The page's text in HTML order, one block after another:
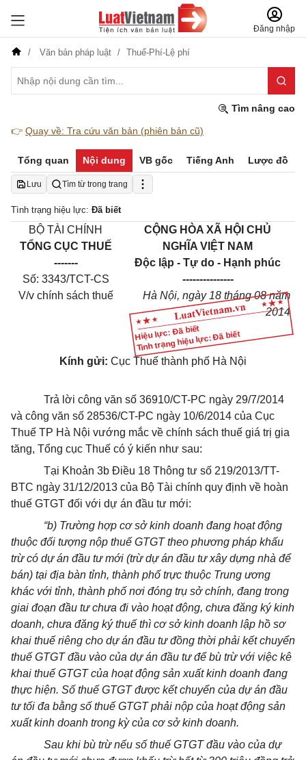
Đăng nhập
Văn bản pháp luật Thuế-Phí-Lệ phí
Tìm nâng cao
👉 Quay về: Tra cứu văn bản (phiên bản cũ)
Tổng quan Nội dung VB gốc Tiếng Anh Lược đồ
Lưu Tìm từ trong trang
Tình trạng hiệu lực: Đã biết
Hiệu lực: Đã biết
Tình trạng hiệu lực: Đã biết
BỘ TÀI CHÍNH
TỔNG CỤC THUẾ
-------
Số: 3343/TCT-CS
V/v chính sách thuế
CỘNG HÒA XÃ HỘI CHỦ
NGHĨA VIỆT NAM
Độc lập - Tự do - Hạnh phúc
---------------
Hà Nội, ngày 18 tháng 08 năm
2014
Kính gửi: Cục Thuế thành phố Hà Nội
Trả lời công văn số 36910/CT-PC ngày 29/7/2014
và công văn số 28536/CT-PC ngày 10/6/2014 của Cục
Thuế TP Hà Nội vướng mắc về chính sách thuế giá trị gia
tăng, Tổng cục Thuế có ý kiến như sau:
Tại Khoản 3b Điều 18 Thông tư số 219/2013/TT-
BTC ngày 31/12/2013 của Bộ Tài chính quy định về hoàn
thuế GTGT đối với dự án đầu tư mới:
“b) Trường hợp cơ sở kinh doanh đang hoạt động
thuộc đối tượng nộp thuế GTGT theo phương pháp khấu
trừ có dự án đầu tư mới (trừ dự án đầu tư xây dựng nhà để
bán) tại địa bàn tỉnh, thành phố trực thuộc Trung ương
khác với tỉnh, thành phố nơi đóng trụ sở chính, đang trong
giai đoạn đầu tư chưa đi vào hoạt động, chưa đăng ký kinh
doanh, chưa đăng ký thuế thì cơ sở kinh doanh lập hồ sơ
khai thuế riêng cho dự án đầu tư đồng thời phải kết chuyển
thuế GTGT đầu vào của dự án đầu tư để bù trừ với việc kê
khai thuế GTGT của hoạt động sản xuất kinh doanh đang
thực hiện. Số thuế GTGT được kết chuyển của dự án đầu
tư tối đa bằng số thuế GTGT phải nộp của hoạt động sản
xuất kinh doanh trong kỳ của cơ sở kinh doanh.
Sau khi bù trừ nếu số thuế GTGT đầu vào của dự